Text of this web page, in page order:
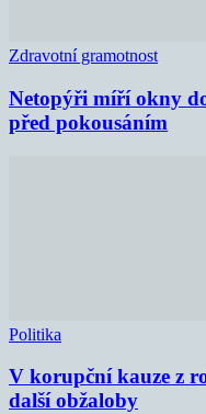
Zdravotní gramotnost
Netopýři míří okny
před pokousáním
Politika
V korupční kauze z
další obžaloby